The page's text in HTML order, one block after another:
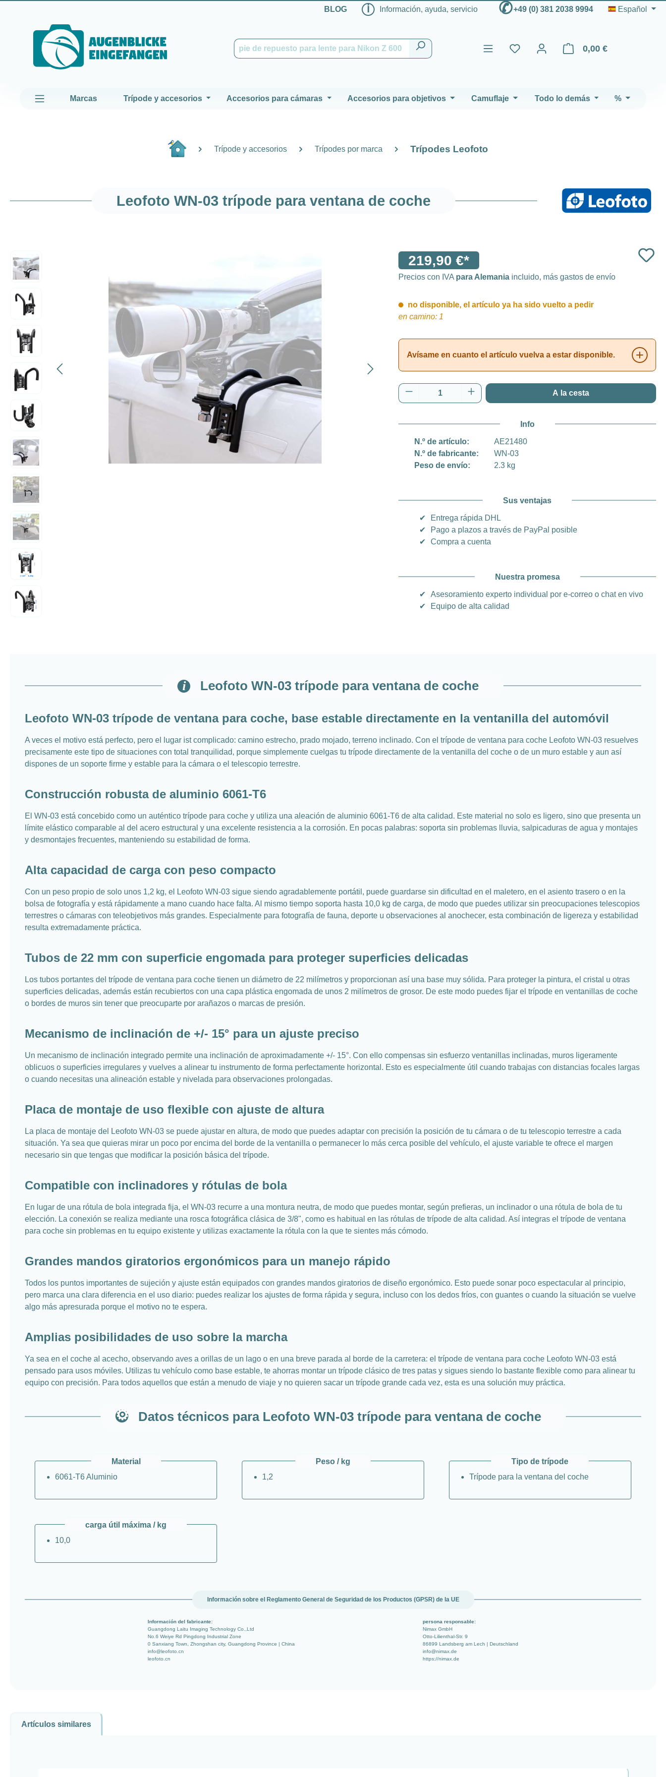
BLOG ℹ Información, ayuda, servicio ✆+49 (0) 381 2038 9994 Español
0,00 €
El carrito de compras
Marcas Trípode y accesorios Accesorios para cámaras Accesorios para objetivos Camuflaje Todo lo demás %
Trípode y accesorios Trípodes por marca Trípodes Leofoto
Leofoto WN-03 trípode para ventana de coche
219,90 €*
Precios con IVA para Alemania incluido, más gastos de envío
no disponible, el artículo ya ha sido vuelto a pedir
en camino: 1
Avísame en cuanto el artículo vuelva a estar disponible.
Cantidad del producto: introduce la cantidad
A la cesta
Info
N.º de artículo:
AE21480
N.º de fabricante:
WN-03
Peso de envío:
2.3 kg
Sus ventajas
✔
Entrega rápida DHL
✔
Pago a plazos a través de PayPal posible
✔
Compra a cuenta
Nuestra promesa
✔
Asesoramiento experto individual por e-correo o chat en vivo
✔
Equipo de alta calidad
Leofoto WN-03 trípode para ventana de coche
Leofoto WN-03 trípode de ventana para coche, base estable directamente en la ventanilla del automóvil
A veces el motivo está perfecto, pero el lugar ist complicado: camino estrecho, prado mojado, terreno inclinado. Con el trípode de ventana para coche Leofoto WN-03 resuelves
precisamente este tipo de situaciones con total tranquilidad, porque simplemente cuelgas tu trípode directamente de la ventanilla del coche o de un muro estable y aun así
dispones de un soporte firme y estable para la cámara o el telescopio terrestre.
Construcción robusta de aluminio 6061-T6
El WN-03 está concebido como un auténtico trípode para coche y utiliza una aleación de aluminio 6061-T6 de alta calidad. Este material no solo es ligero, sino que presenta un
límite elástico comparable al del acero estructural y una excelente resistencia a la corrosión. En pocas palabras: soporta sin problemas lluvia, salpicaduras de agua y montajes
y desmontajes frecuentes, manteniendo su estabilidad de forma.
Alta capacidad de carga con peso compacto
Con un peso propio de solo unos 1,2 kg, el Leofoto WN-03 sigue siendo agradablemente portátil, puede guardarse sin dificultad en el maletero, en el asiento trasero o en la
bolsa de fotografía y está rápidamente a mano cuando hace falta. Al mismo tiempo soporta hasta 10,0 kg de carga, de modo que puedes utilizar sin preocupaciones telescopios
terrestres o cámaras con teleobjetivos más grandes. Especialmente para fotografía de fauna, deporte u observaciones al anochecer, esta combinación de ligereza y estabilidad
resulta extremadamente práctica.
Tubos de 22 mm con superficie engomada para proteger superficies delicadas
Los tubos portantes del trípode de ventana para coche tienen un diámetro de 22 milímetros y proporcionan así una base muy sólida. Para proteger la pintura, el cristal u otras
superficies delicadas, además están recubiertos con una capa plástica engomada de unos 2 milímetros de grosor. De este modo puedes fijar el trípode en ventanillas de coche
o bordes de muros sin tener que preocuparte por arañazos o marcas de presión.
Mecanismo de inclinación de +/- 15° para un ajuste preciso
Un mecanismo de inclinación integrado permite una inclinación de aproximadamente +/- 15°. Con ello compensas sin esfuerzo ventanillas inclinadas, muros ligeramente
oblicuos o superficies irregulares y vuelves a alinear tu instrumento de forma perfectamente horizontal. Esto es especialmente útil cuando trabajas con distancias focales largas
o cuando necesitas una alineación estable y nivelada para observaciones prolongadas.
Placa de montaje de uso flexible con ajuste de altura
La placa de montaje del Leofoto WN-03 se puede ajustar en altura, de modo que puedes adaptar con precisión la posición de tu cámara o de tu telescopio terrestre a cada
situación. Ya sea que quieras mirar un poco por encima del borde de la ventanilla o permanecer lo más cerca posible del vehículo, el ajuste variable te ofrece el margen
necesario sin que tengas que modificar la posición básica del trípode.
Compatible con inclinadores y rótulas de bola
En lugar de una rótula de bola integrada fija, el WN-03 recurre a una montura neutra, de modo que puedes montar, según prefieras, un inclinador o una rótula de bola de tu
elección. La conexión se realiza mediante una rosca fotográfica clásica de 3/8", como es habitual en las rótulas de trípode de alta calidad. Así integras el trípode de ventana
para coche sin problemas en tu equipo existente y utilizas exactamente la rótula con la que te sientes más cómodo.
Grandes mandos giratorios ergonómicos para un manejo rápido
Todos los puntos importantes de sujeción y ajuste están equipados con grandes mandos giratorios de diseño ergonómico. Esto puede sonar poco espectacular al principio,
pero marca una clara diferencia en el uso diario: puedes realizar los ajustes de forma rápida y segura, incluso con los dedos fríos, con guantes o cuando la situación se vuelve
algo más apresurada porque el motivo no te espera.
Amplias posibilidades de uso sobre la marcha
Ya sea en el coche al acecho, observando aves a orillas de un lago o en una breve parada al borde de la carretera: el trípode de ventana para coche Leofoto WN-03 está
pensado para usos móviles. Utilizas tu vehículo como base estable, te ahorras montar un trípode clásico de tres patas y sigues siendo lo bastante flexible como para alinear tu
equipo con precisión. Para todos aquellos que están a menudo de viaje y no quieren sacar un trípode grande cada vez, esta es una solución muy práctica.
Datos técnicos para Leofoto WN-03 trípode para ventana de coche
Material
6061-T6 Aluminio
Peso / kg
1,2
Tipo de trípode
Trípode para la ventana del coche
carga útil máxima / kg
10,0
Información sobre el Reglamento General de Seguridad de los Productos (GPSR) de la UE
Información del fabricante:
Guangdong Laitu Imaging Technology Co.,Ltd
No.6 Weiye Rd Pingdong Industrial Zone
0 Sanxiang Town, Zhongshan city, Guangdong Province | China
info@leofoto.cn
leofoto.cn
persona responsable:
Nimax GmbH
Otto-Lilienthal-Str. 9
86899 Landsberg am Lech | Deutschland
info@nimax.de
https://nimax.de
Artículos similares